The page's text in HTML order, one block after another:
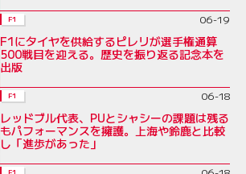
F1 06-19
F1にタイヤを供給するピレリが選手権通算
500戦目を迎える。歴史を振り返る記念本を
出版
F1 06-18
レッドブル代表、PUとシャシーの課題は残る
もパフォーマンスを擁護。上海や鈴鹿と比較
し「進歩があった」